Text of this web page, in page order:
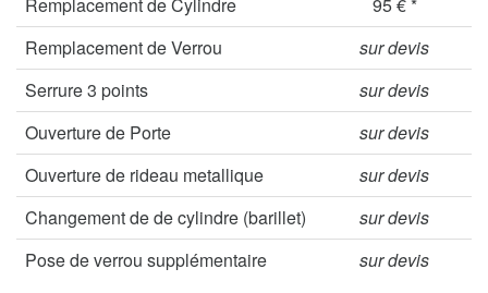
Remplacement de Cylindre
95 € *
Remplacement de Verrou
sur devis
Serrure 3 points
sur devis
Ouverture de Porte
sur devis
Ouverture de rideau metallique
sur devis
Changement de de cylindre (barillet)
sur devis
Pose de verrou supplémentaire
sur devis